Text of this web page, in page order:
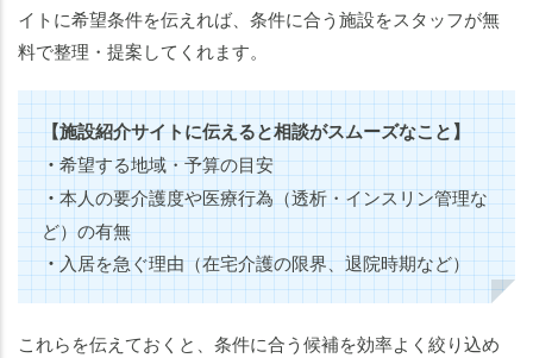
イトに希望条件を伝えれば、条件に合う施設をスタッフが無
料で整理・提案してくれます。
【施設紹介サイトに伝えると相談がスムーズなこと】
・希望する地域・予算の目安
・本人の要介護度や医療行為（透析・インスリン管理な
ど）の有無
・入居を急ぐ理由（在宅介護の限界、退院時期など）
これらを伝えておくと、条件に合う候補を効率よく絞り込め